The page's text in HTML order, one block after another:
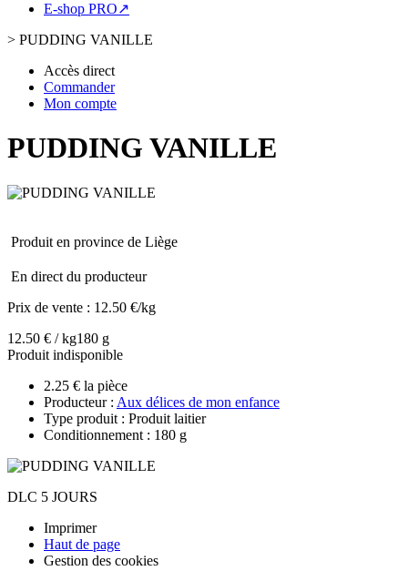
E-shop PRO↗
> PUDDING VANILLE
Accès direct
Commander
Mon compte
PUDDING VANILLE
Produit en province de Liège
En direct du producteur
Prix de vente : 12.50 €/kg
12.50 € / kg180 g
Produit indisponible
2.25 € la pièce
Producteur : Aux délices de mon enfance
Type produit : Produit laitier
Conditionnement : 180 g
DLC 5 JOURS
Imprimer
Haut de page
Gestion des cookies